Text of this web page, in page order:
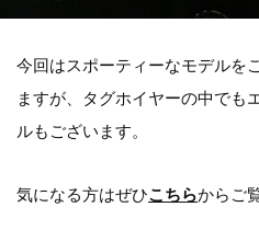
今回はスポーティーなモデルを
ますが、タグホイヤーの中でも
ルもございます。
気になる方はぜひこちらからご